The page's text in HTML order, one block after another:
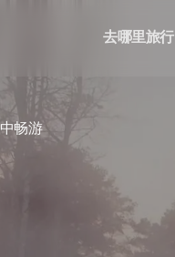
去哪里旅行
畅游